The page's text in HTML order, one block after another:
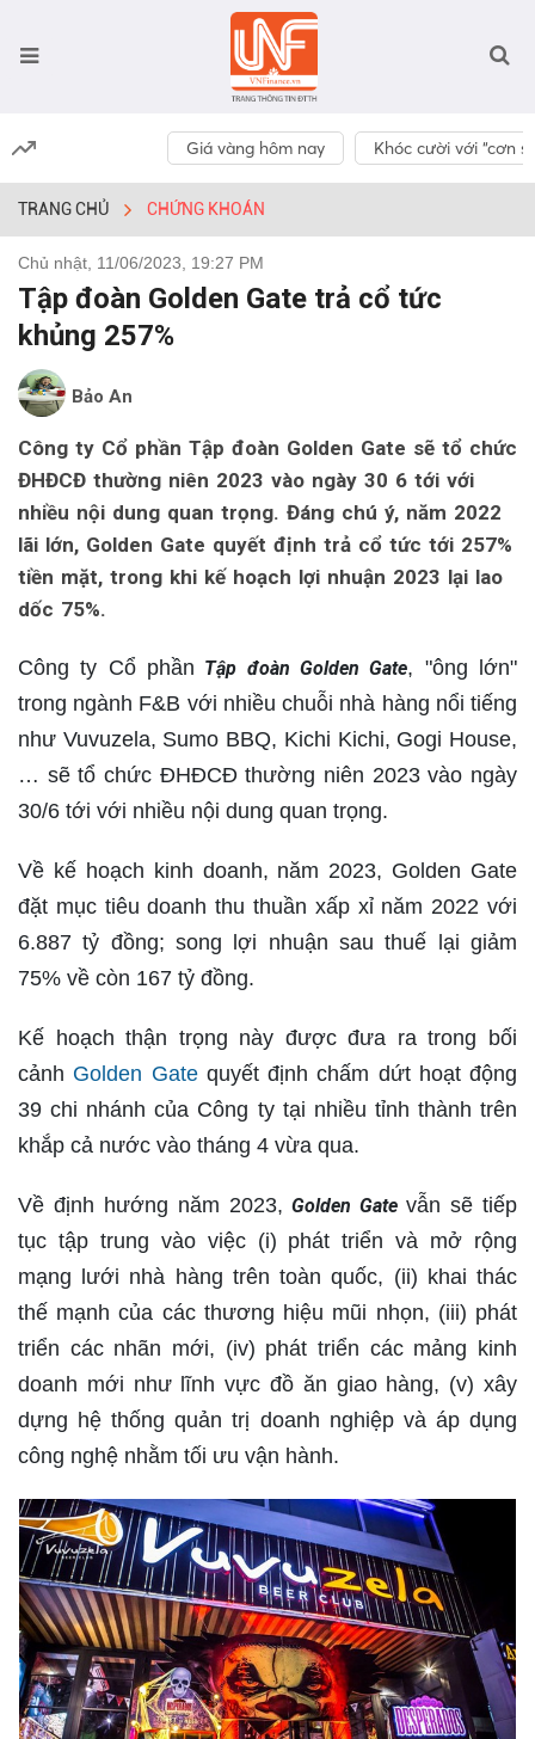
Giá vàng hôm nay Khóc cười với “cơn
TRANG CHỦ CHỨNG KHOÁN
Chủ nhật, 11/06/2023, 19:27 PM
Tập đoàn Golden Gate trả cổ tức
khủng 257%
Bảo An
Công ty Cổ phần Tập đoàn Golden Gate sẽ tổ chức
ĐHĐCĐ thường niên 2023 vào ngày 30 6 tới với
nhiều nội dung quan trọng. Đáng chú ý, năm 2022
lãi lớn, Golden Gate quyết định trả cổ tức tới 257%
tiền mặt, trong khi kế hoạch lợi nhuận 2023 lại lao
dốc 75%.
Công ty Cổ phần Tập đoàn Golden Gate, "ông lớn"
trong ngành F&B với nhiều chuỗi nhà hàng nổi tiếng
như Vuvuzela, Sumo BBQ, Kichi Kichi, Gogi House,
… sẽ tổ chức ĐHĐCĐ thường niên 2023 vào ngày
30/6 tới với nhiều nội dung quan trọng.
Về kế hoạch kinh doanh, năm 2023, Golden Gate
đặt mục tiêu doanh thu thuần xấp xỉ năm 2022 với
6.887 tỷ đồng; song lợi nhuận sau thuế lại giảm
75% về còn 167 tỷ đồng.
Kế hoạch thận trọng này được đưa ra trong bối
cảnh Golden Gatequyết định chấm dứt hoạt động
39 chi nhánh của Công ty tại nhiều tỉnh thành trên
khắp cả nước vào tháng 4 vừa qua.
Về định hướng năm 2023,Golden Gatevẫn sẽ tiếp
tục tập trung vào việc (i) phát triển và mở rộng
mạng lưới nhà hàng trên toàn quốc, (ii) khai thác
thế mạnh của các thương hiệu mũi nhọn, (iii) phát
triển các nhãn mới, (iv) phát triển các mảng kinh
doanh mới như lĩnh vực đồ ăn giao hàng, (v) xây
dựng hệ thống quản trị doanh nghiệp và áp dụng
công nghệ nhằm tối ưu vận hành.